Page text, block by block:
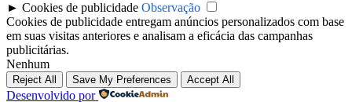
► Cookies de publicidade Observação
Cookies de publicidade entregam anúncios personalizados com base
em suas visitas anteriores e analisam a eficácia das campanhas
publicitárias.
Nenhum
Reject All Save My Preferences Accept All
Desenvolvido por